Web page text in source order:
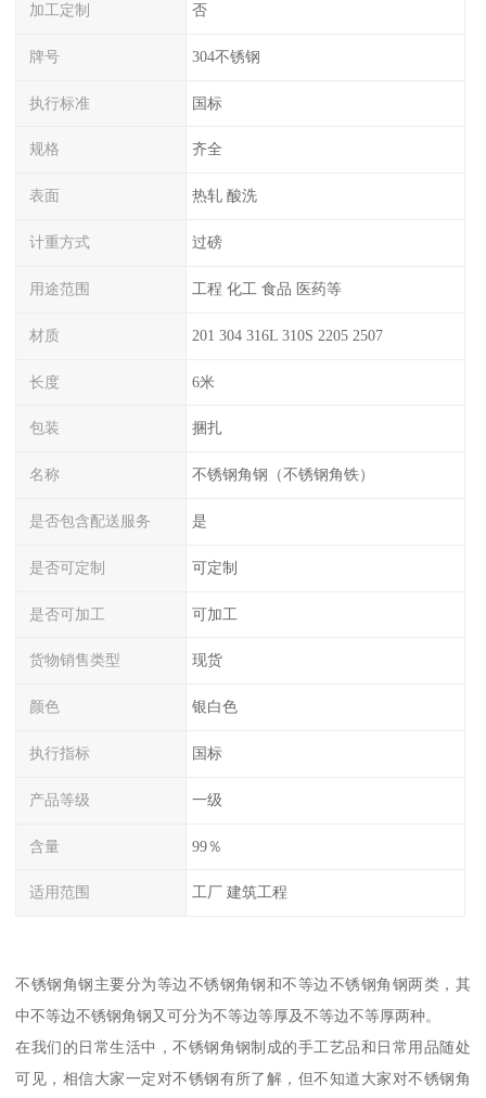
加工定制 否
牌号 304不锈钢
执行标准 国标
规格 齐全
表面 热轧 酸洗
计重方式 过磅
用途范围 工程 化工 食品 医药等
材质 201 304 316L 310S 2205 2507
长度 6米
包装 捆扎
名称 不锈钢角钢（不锈钢角铁）
是否包含配送服务 是
是否可定制 可定制
是否可加工 可加工
货物销售类型 现货
颜色 银白色
执行指标 国标
产品等级 一级
含量 99％
适用范围 工厂 建筑工程
不锈钢角钢主要分为等边不锈钢角钢和不等边不锈钢角钢两类，其
中不等边不锈钢角钢又可分为不等边等厚及不等边不等厚两种。
在我们的日常生活中，不锈钢角钢制成的手工艺品和日常用品随处
可见，相信大家一定对不锈钢有所了解，但不知道大家对不锈钢角